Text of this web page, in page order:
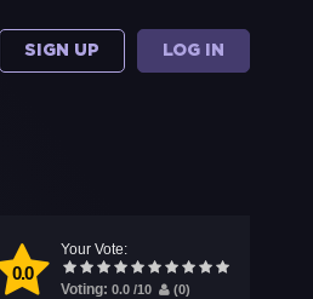
SIGN UP LOG IN
0.0
Your Vote:
Voting: 0.0 /10 (0)